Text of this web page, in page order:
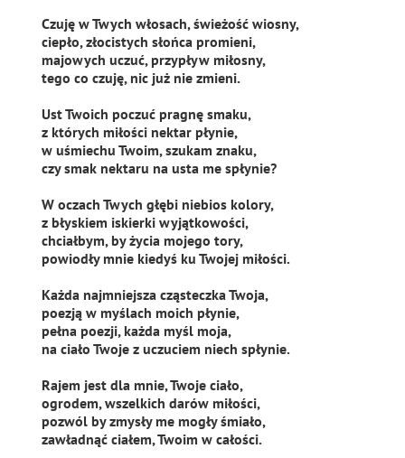
Czuję w Twych włosach, świeżość wiosny,
ciepło, złocistych słońca promieni,
majowych uczuć, przypływ miłosny,
tego co czuję, nic już nie zmieni.
Ust Twoich poczuć pragnę smaku,
z których miłości nektar płynie,
w uśmiechu Twoim, szukam znaku,
czy smak nektaru na usta me spłynie?
W oczach Twych głębi niebios kolory,
z błyskiem iskierki wyjątkowości,
chciałbym, by życia mojego tory,
powiodły mnie kiedyś ku Twojej miłości.
Każda najmniejsza cząsteczka Twoja,
poezją w myślach moich płynie,
pełna poezji, każda myśl moja,
na ciało Twoje z uczuciem niech spłynie.
Rajem jest dla mnie, Twoje ciało,
ogrodem, wszelkich darów miłości,
pozwól by zmysły me mogły śmiało,
zawładnąć ciałem, Twoim w całości.